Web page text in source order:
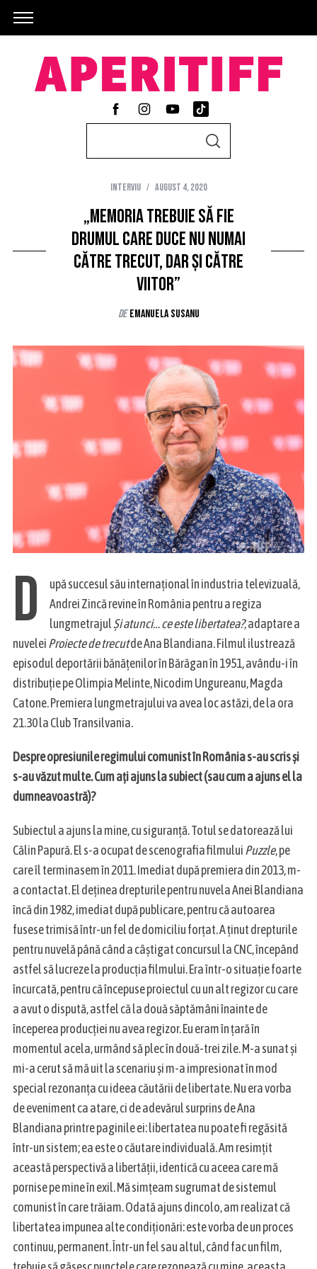
h
f
o
S
Interviu august 4, 2020
„Memoria trebuie să fie
drumul care duce nu numai
către trecut, dar și către
viitor”
de Emanuela Susanu
D
upă succesul său internațional în industria televizuală,
Andrei Zincă revine în România pentru a regiza
lungmetrajulȘi atunci… ce este libertatea?, adaptare a
nuveleiProiecte de trecutde Ana Blandiana. Filmul ilustrează
episodul deportării bănățenilor în Bărăgan în 1951, avându-i în
distribuție pe Olimpia Melinte, Nicodim Ungureanu, Magda
Catone. Premiera lungmetrajului va avea loc astăzi, de la ora
21.30 la Club Transilvania.
Despre opresiunile regimului comunist în România s-au scris și
s-au văzut multe. Cum ați ajuns la subiect (sau cum a ajuns el la
dumneavoastră)?
Subiectul a ajuns la mine, cu siguranță. Totul se datorează lui
Călin Papură. El s-a ocupat de scenografia filmuluiPuzzle, pe
care îl terminasem în 2011. Imediat după premiera din 2013, m-
a contactat. El deținea drepturile pentru nuvela Anei Blandiana
încă din 1982, imediat după publicare, pentru că autoarea
fusese trimisă într-un fel de domiciliu forțat. A ținut drepturile
pentru nuvelă până când a câștigat concursul la CNC, începând
astfel să lucreze la producția filmului. Era într-o situație foarte
încurcată, pentru că începuse proiectul cu un alt regizor cu care
a avut o dispută, astfel că la două săptămâni înainte de
începerea producției nu avea regizor. Eu eram în țară în
momentul acela, urmând să plec în două-trei zile. M-a sunat și
mi-a cerut să mă uit la scenariu și m-a impresionat în mod
special rezonanța cu ideea căutării de libertate. Nu era vorba
de eveniment ca atare, ci de adevărul surprins de Ana
Blandiana printre paginile ei: libertatea nu poate fi regăsită
într-un sistem; ea este o căutare individuală. Am resimțit
această perspectivă a libertății, identică cu aceea care mă
pornise pe mine în exil. Mă simțeam sugrumat de sistemul
comunist în care trăiam. Odată ajuns dincolo, am realizat că
libertatea impunea alte condiționări: este vorba de un proces
continuu, permanent. Într-un fel sau altul, când fac un film,
S